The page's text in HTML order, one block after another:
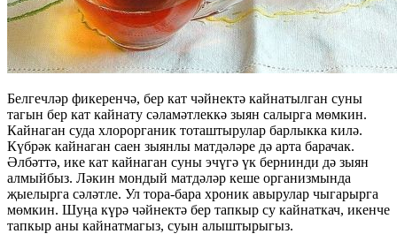
Белгечләр фикеренчә, бер кат чәйнектә кайнатылган суны
тагын бер кат кайнату сәламәтлеккә зыян салырга мөмкин.
Кайнаган суда хлорорганик тоташтырулар барлыкка килә.
Күбрәк кайнаган саен зыянлы матдәләре дә арта барачак.
Әлбәттә, ике кат кайнаган суны эчүгә үк бернинди дә зыян
алмыйбыз. Ләкин мондый матдәләр кеше организмында
җыелырга сәләтле. Ул тора-бара хроник авырулар чыгарырга
мөмкин. Шуңа күрә чәйнектә бер тапкыр су кайнаткач, икенче
тапкыр аны кайнатмагыз, суын алыштырыгыз.